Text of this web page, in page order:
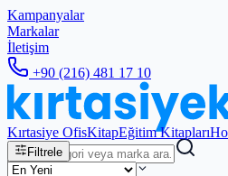
Kampanyalar
Markalar
İletişim
+90 (216) 481 17 10
Kırtasiye OfisKitapEğitim Kitapları
Filtrele